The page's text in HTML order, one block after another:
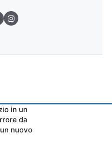
in un
da
nuovo